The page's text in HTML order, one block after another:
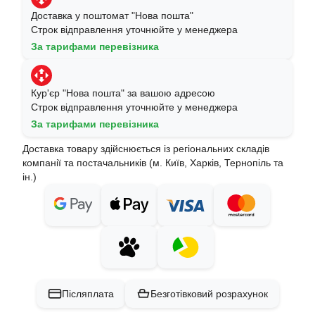
Доставка у поштомат "Нова пошта"
Строк відправлення уточнюйте у менеджера
За тарифами перевізника
Кур'єр "Нова пошта" за вашою адресою
Строк відправлення уточнюйте у менеджера
За тарифами перевізника
Доставка товару здійснюється із регіональних складів
компанії та постачальників (м. Київ, Харків, Тернопіль та
ін.)
Післяплата Безготівковий розрахунок